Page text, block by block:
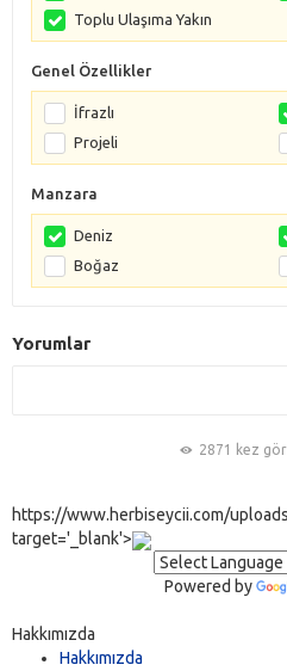
Toplu Ulaşıma Yakın
Genel Özellikler
İfrazlı
Projeli
Manzara
Deniz
Boğaz
Yorumlar
2871 kez
https://www.herbiseycii.com/
target='_blank'>
Powered by
Hakkımızda
Hakkımızda